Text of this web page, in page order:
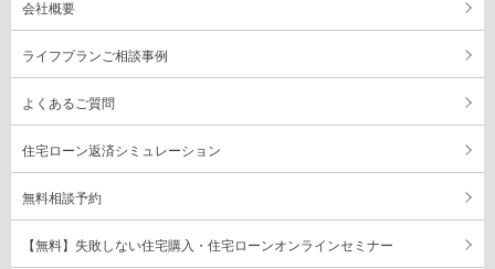
会社概要
ライフプランご相談事例
よくあるご質問
住宅ローン返済シミュレーション
無料相談予約
【無料】失敗しない住宅購入・住宅ローンオンラインセミナー